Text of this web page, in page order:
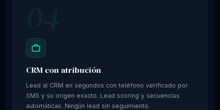
CRM con atribución
Lead al CRM en segundos con teléfono verificado por
SMS y su origen exacto. Lead scoring y secuencias
automáticas. Ningún lead sin seguimiento.